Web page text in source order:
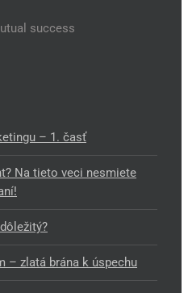
success
– 1. časť
Na tieto veci nesmiete
– zlatá brána k úspechu